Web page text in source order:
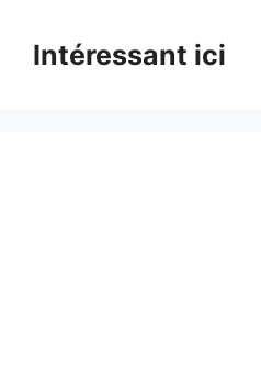
contentIntéressant ici